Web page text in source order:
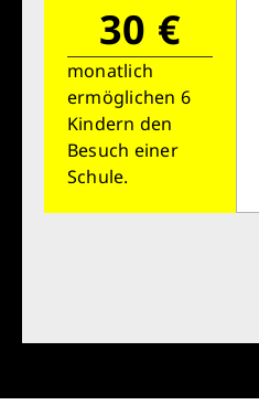
30 €
monatlich
ermöglichen 6
Kindern den
Besuch einer
Schule.